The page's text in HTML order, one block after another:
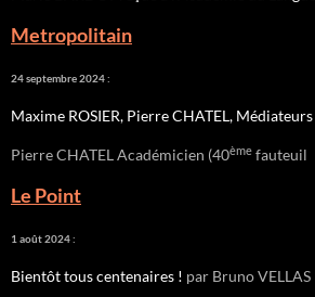
Metropolitain
24 septembre 2024 :
Maxime ROSIER, Pierre CHATEL,
Pierre CHATEL Académicien (40ème fauteuil
Le Point
1 août 2024 :
Bientôt tous centenaires ! par Bruno